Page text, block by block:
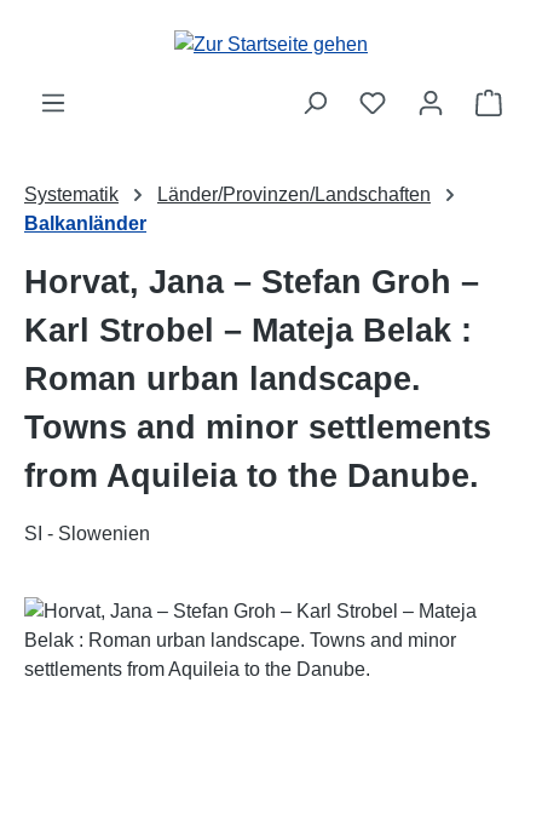
Zum Hauptinhalt springen
Systematik
Länder/Provinzen/Landschaften
Balkanländer
Horvat, Jana – Stefan Groh –
Karl Strobel – Mateja Belak :
Roman urban landscape.
Towns and minor settlements
from Aquileia to the Danube.
SI - Slowenien
Bildergalerie überspringen